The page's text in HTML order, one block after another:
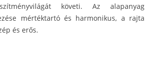
követi. Az alapanyag
mértéktartó és harmonikus, a rajta
és erős.